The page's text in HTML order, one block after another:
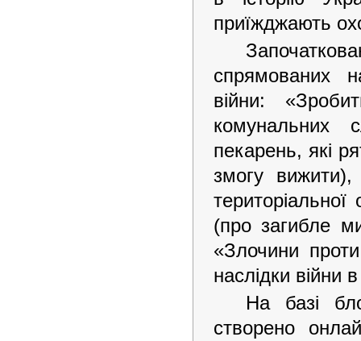
приїжджають
спрямованих
війни:
комунальних
пекарень, які
змогу вижити),
(про загибле
«Злочини
наслідки війни
На базі
створено